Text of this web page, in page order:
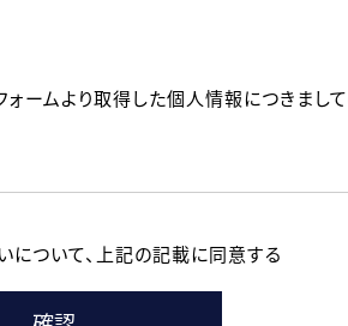
ームより取得した個人情報につきまし
用いたします。
ついて、 上記の記載に同意する